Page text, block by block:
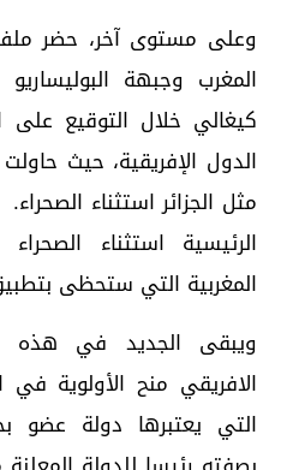
وعلى مستوى آخر، حضر
المغرب وجبهة
كيغالي خلال التوقيع على
الدول الإفريقية، حيث
مثل الجزائر استثناء
الرئيسية استثناء
المغربية التي ستحظى
ويبقى الجديد في هذه
الافريقي منح الأولوية في
التي يعتبرها دولة عضو